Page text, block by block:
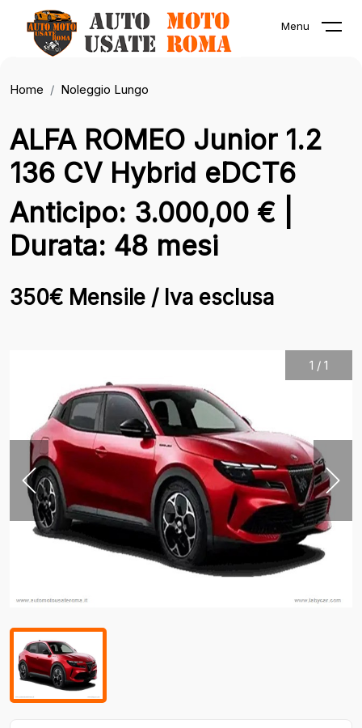
Menu
Home Noleggio Lungo
ALFA ROMEO Junior 1.2
136 CV Hybrid eDCT6
Anticipo: 3.000,00 € |
Durata: 48 mesi
350€ Mensile / Iva esclusa
1 / 1